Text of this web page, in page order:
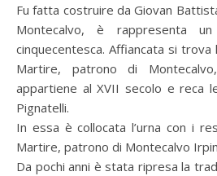
Fu fatta costruire da Giovan
Montecalvo, è rappresenta
cinquecentesca. Affiancata si trova
Martire, patrono di
appartiene al XVII secolo e reca
Pignatelli.
In essa è collocata l’urna con i
Martire, patrono di Montecalvo
Da pochi anni è stata ripresa la